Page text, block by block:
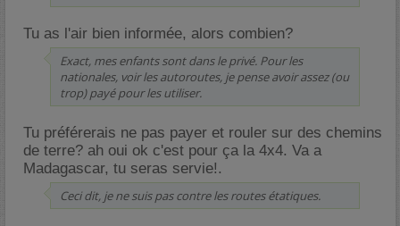
Tu as l'air bien informée, alors combien?
Exact, mes enfants sont dans le privé. Pour les
nationales, voir les autoroutes, je pense avoir assez (ou
trop) payé pour les utiliser.
Tu préférerais ne pas payer et rouler sur des chemins
de terre? ah oui ok c'est pour ça la 4x4. Va a
Madagascar, tu seras servie!.
Ceci dit, je ne suis pas contre les routes étatiques.